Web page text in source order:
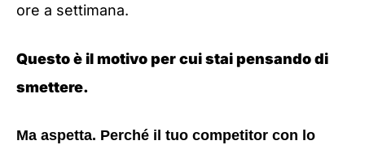
ore a settimana.
Questo è il motivo per cui stai pensando di
smettere.
Ma aspetta. Perché il tuo competitor con lo